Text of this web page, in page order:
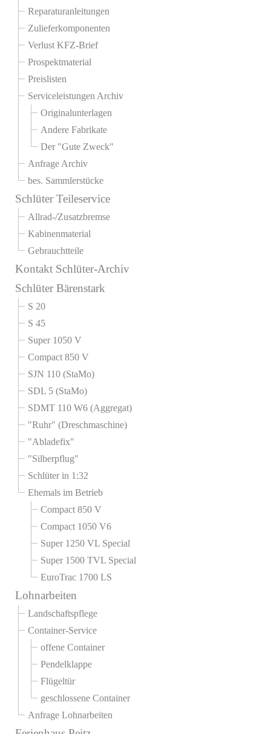
Reparaturanleitungen
Zulieferkomponenten
Verlust KFZ-Brief
Prospektmaterial
Preislisten
Serviceleistungen Archiv
Originalunterlagen
Andere Fabrikate
Der "Gute Zweck"
Anfrage Archiv
bes. Sammlerstücke
Schlüter Teileservice
Allrad-/Zusatzbremse
Kabinenmaterial
Gebrauchtteile
Kontakt Schlüter-Archiv
Schlüter Bärenstark
S 20
S 45
Super 1050 V
Compact 850 V
SJN 110 (StaMo)
SDL 5 (StaMo)
SDMT 110 W6 (Aggregat)
"Ruhr" (Dreschmaschine)
"Abladefix"
"Silberpflug"
Schlüter in 1:32
Ehemals im Betrieb
Compact 850 V
Compact 1050 V6
Super 1250 VL Special
Super 1500 TVL Special
EuroTrac 1700 LS
Lohnarbeiten
Landschaftspflege
Container-Service
offene Container
Pendelklappe
Flügeltür
geschlossene Container
Anfrage Lohnarbeiten